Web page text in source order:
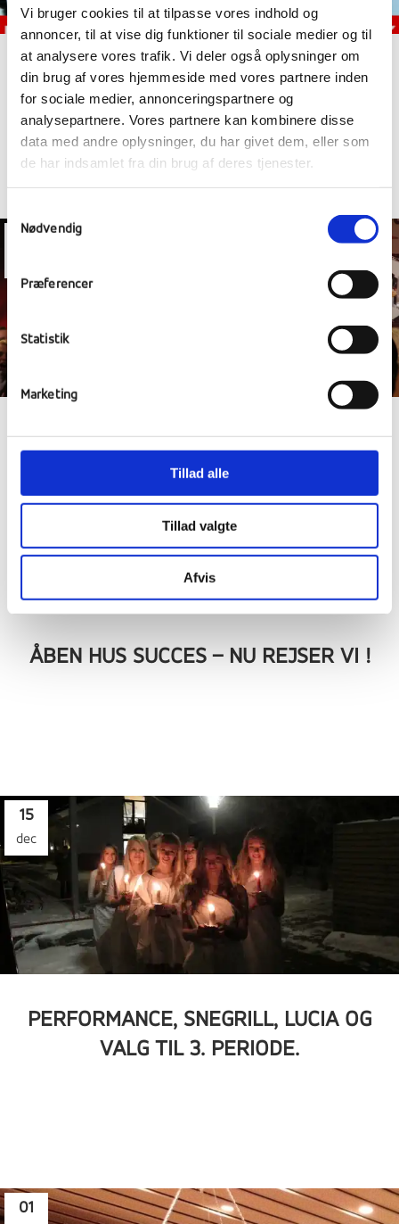
Vi bruger cookies til at tilpasse vores indhold og
annoncer, til at vise dig funktioner til sociale medier og til
at analysere vores trafik. Vi deler også oplysninger om
din brug af vores hjemmeside med vores partnere inden
for sociale medier, annonceringspartnere og
analysepartnere. Vores partnere kan kombinere disse
data med andre oplysninger, du har givet dem, eller som
de har indsamlet fra din brug af deres tjenester.
Nødvendig
Præferencer
Statistik
Marketing
Tillad alle
Tillad valgte
Afvis
LINKOBAN, YOGA OG BEATLES
25
TO UGERS INDSAMLING OG EN STOR
FEST
ÅBEN HUS SUCCES – NU REJSER VI !
15
dec
PERFORMANCE, SNEGRILL, LUCIA OG
VALG TIL 3. PERIODE.
01